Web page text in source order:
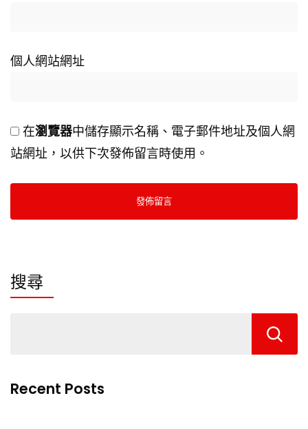
個人網站網址
在瀏覽器中儲存顯示名稱、電子郵件地址及個人網
站網址，以供下次發佈留言時使用。
搜尋
Recent Posts